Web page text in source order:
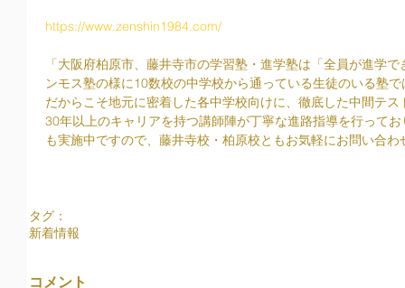
https://www.zenshin1984.com/
「大阪府柏原市、藤井寺市の学習塾・進学塾は「全員が進学
ンモス塾の様に10数校の中学校から通っている生徒のいる塾
だからこそ地元に密着した各中学校向けに、徹底した中間テ
30年以上のキャリアを持つ講師陣が丁寧な進路指導を行って
も実施中ですので、藤井寺校・柏原校ともお気軽にお問い合わ
タグ：
新着情報
コメント